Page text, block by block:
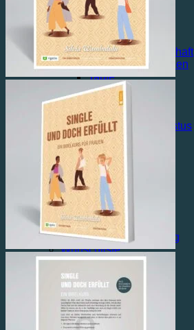
Ester
Barnabas
Mehr Extras…
Impuls
Training Jüngerschaft
Echtes Leben finden
Taufe
Mehr Impuls…
Lehre
Mit Sicherheit
Geborgen in Christus
Erlöst in Christus
Mehr Lehre…
Podcast
Start in den Tag
Kreuz und Klar
Gratis
Blog
Service
Rigatio Produktberatung
Wunschliste
Über Rigatio
Kontakt
Warenkorb /€0,00